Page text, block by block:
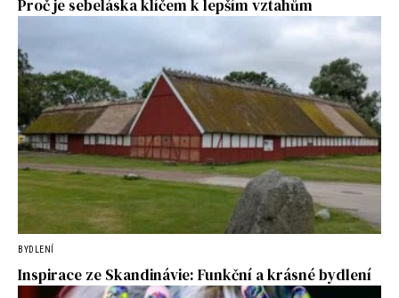
Proč je sebeláska klíčem k lepším vztahům
BYDLENÍ
Inspirace ze Skandinávie: Funkční a krásné bydlení